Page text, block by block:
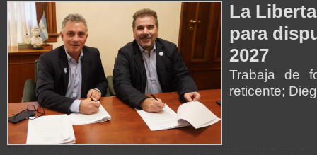
La
para
2027
Trabaja de
reticente;